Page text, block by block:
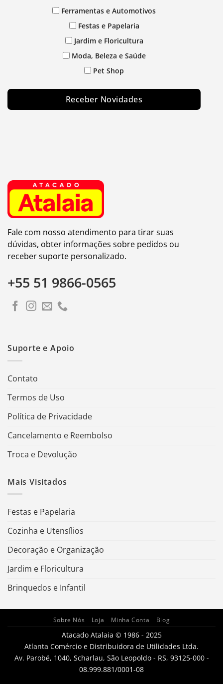
Ferramentas e Automotivos
Festas e Papelaria
Jardim e Floricultura
Moda, Beleza e Saúde
Pet Shop
Receber Novidades
Fale com nosso atendimento para tirar suas
dúvidas, obter informações sobre pedidos ou
receber suporte personalizado.
+55 51 9866-0565
Suporte e Apoio
Contato
Termos de Uso
Política de Privacidade
Cancelamento e Reembolso
Troca e Devolução
Mais Visitados
Festas e Papelaria
Cozinha e Utensílios
Decoração e Organização
Jardim e Floricultura
Brinquedos e Infantil
Sobre Nós Loja Minha Conta Blog
Atacado Atalaia © 1986 - 2025
Atlanta Comércio e Distribuidora de Utilidades Ltda.
Av. Parobé, 1040, Scharlau, São Leopoldo - RS, 93125-000 -
08.999.881/0001-08